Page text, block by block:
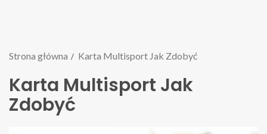
Strona główna Karta Multisport Jak Zdobyć
Karta Multisport Jak
Zdobyć